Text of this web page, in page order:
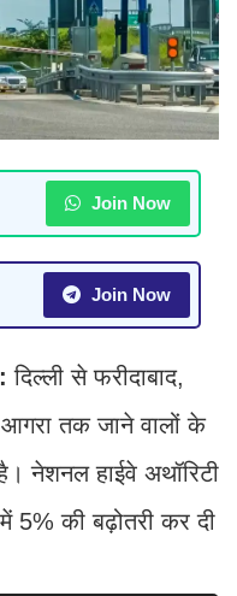
Join Now
Join Now
दिल्ली से फरीदाबाद,
तक जाने वालों के
नेशनल हाईवे अथॉरिटी
5% की बढ़ोतरी कर दी